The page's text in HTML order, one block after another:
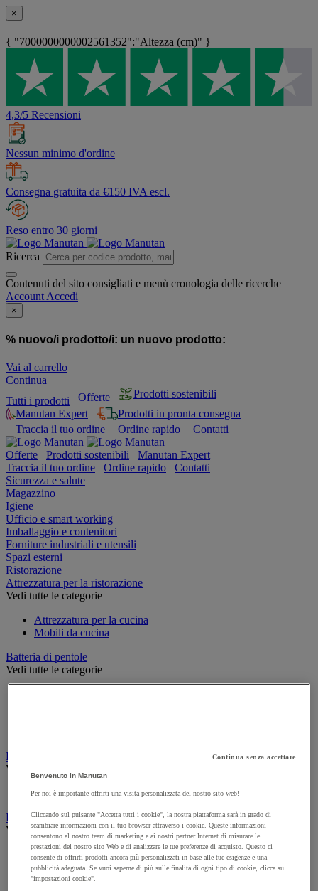
×
{ "7000000000002561352":"Altezza (cm)" }
4,3/5 Recensioni
Nessun minimo d'ordine
Consegna gratuita da €150 IVA escl.
Reso entro 30 giorni
Ricerca
Contenuti del sito consigliati e menù cronologia delle ricerche
Account Accedi
×
% nuovo/i prodotto/i: un nuovo prodotto:
Vai al carrello
Continua
Tutti i prodotti
Offerte
Prodotti sostenibili
Manutan Expert
Prodotti in pronta consegna
Traccia il tuo ordine
Ordine rapido Contatti
Offerte Prodotti sostenibili
Manutan Expert
Traccia il tuo ordine
Ordine rapido
Contatti
Sicurezza e salute
Magazzino
Igiene
Ufficio e smart working
Imballaggio e contenitori
Forniture industriali e utensili
Spazi esterni
Ristorazione
Attrezzatura per la ristorazione
Vedi tutte le categorie
Attrezzatura per la cucina
Mobili da cucina
Batteria di pentole
Vedi tutte le categorie
Decorazione per ambienti di ristorazione
Vedi tutte le categorie
Lampada
Forno e apparecchi di cottura
Vedi tutte le categorie
Barbecue e accessori
Cucina e piano cottura
Cuoci uova e bollitori
Continua senza accettare
Benvenuto in Manutan
Per noi è importante offrirti una visita personalizzata del nostro sito web!
Cliccando sul pulsante "Accetta tutti i cookie", la nostra piattaforma sarà in grado di
scambiare informazioni con il tuo browser attraverso i cookie. Queste informazioni
consentono al nostro team di marketing e ai nostri partner Internet di misurare le
prestazioni del nostro sito Web e di analizzare le tue preferenze di acquisto. Questo ci
consente di offrirti prodotti ancora più personalizzati in base alle tue esigenze e una
pubblicità adeguata. Se vuoi saperne di più sulle finalità di ogni tipo di cookie, clicca su
"impostazioni cookie".